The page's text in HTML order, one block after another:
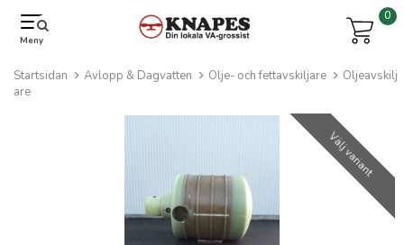
Meny
0
Startsidan Avlopp & Dagvatten Olje- och fettavskiljare
Oljeavskilj
are
Välj variant